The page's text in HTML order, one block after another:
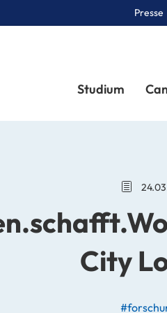
Presse
Studium
City